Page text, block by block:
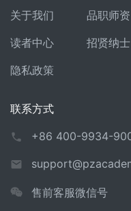
关于我们
品职师资
读者中心
招贤纳士
隐私政策
联系方式
+86 400-9934-
售前客服微信号